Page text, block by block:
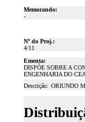
Memorando:
-
Nº do Proj.:
4/11
Ementa:
DISPÕE SOBRE A
ENGENHARIA DO
Descrição: ORIUNDO